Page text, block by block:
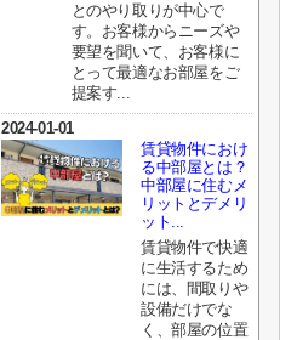
とのやり取りが中心で
す。お客様からニーズや
要望を聞いて、お客様に
とって最適なお部屋をご
提案す...
2024-01-01
賃貸物件におけ
る中部屋とは？
中部屋に住むメ
リットとデメリ
ット...
賃貸物件で快適
に生活するため
には、間取りや
設備だけでな
く、部屋の位置